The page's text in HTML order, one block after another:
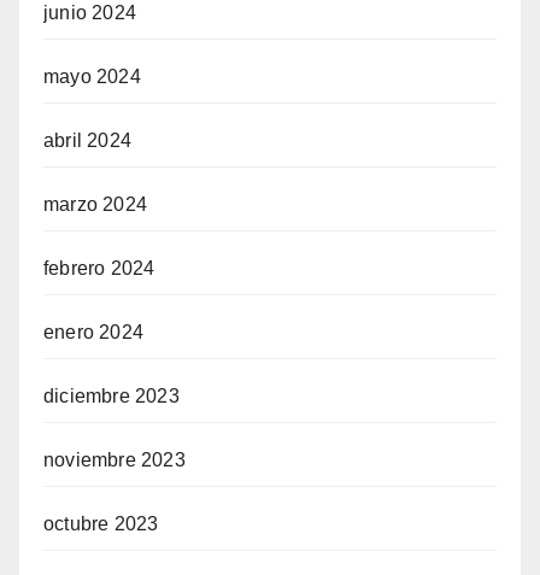
junio 2024
mayo 2024
abril 2024
marzo 2024
febrero 2024
enero 2024
diciembre 2023
noviembre 2023
octubre 2023